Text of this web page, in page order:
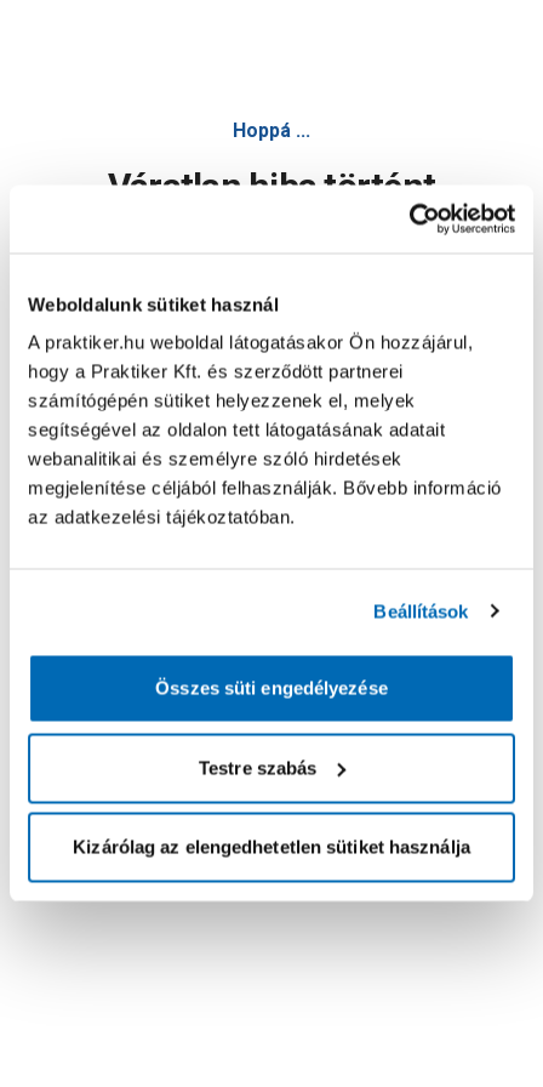
Weboldalunk sütiket használ
A praktiker.hu weboldal látogatásakor Ön hozzájárul,
hogy a Praktiker Kft. és szerződött partnerei
számítógépén sütiket helyezzenek el, melyek
segítségével az oldalon tett látogatásának adatait
webanalitikai és személyre szóló hirdetések
megjelenítése céljából felhasználják. Bővebb információ
az adatkezelési tájékoztatóban.
Beállítások
Összes süti engedélyezése
Testre szabás
Kizárólag az elengedhetetlen sütiket használja
Hoppá ...
Váratlan hiba történt
Oldal újratöltése